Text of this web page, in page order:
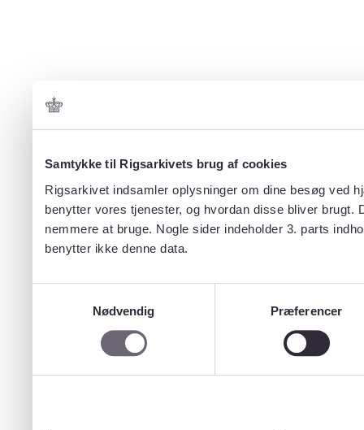
Samtykke til Rigsarkivets brug af cookies
Rigsarkivet indsamler oplysninger om dine besøg ved
benytter vores tjenester, og hvordan disse bliver
nemmere at bruge. Nogle sider indeholder 3. parts
benytter ikke denne data.
Nødvendig
Præferencer